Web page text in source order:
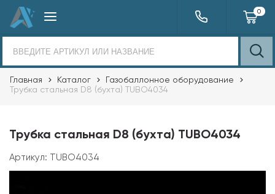
0
Главная Каталог
Газобаллонное оборудование
Трубка стальная D8 (бухта) TUBO4034
Трубка стальная D8 (бухта) TUBO4034
Артикул: TUBO4034